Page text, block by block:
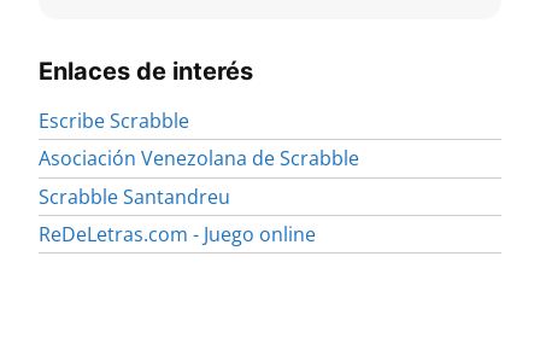
Enlaces de interés
Escribe Scrabble
Asociación Venezolana de Scrabble
Scrabble Santandreu
ReDeLetras.com - Juego online